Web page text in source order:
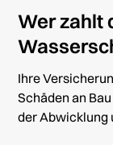
Wer zahlt
Ihre
Schäden an
der Abwicklung